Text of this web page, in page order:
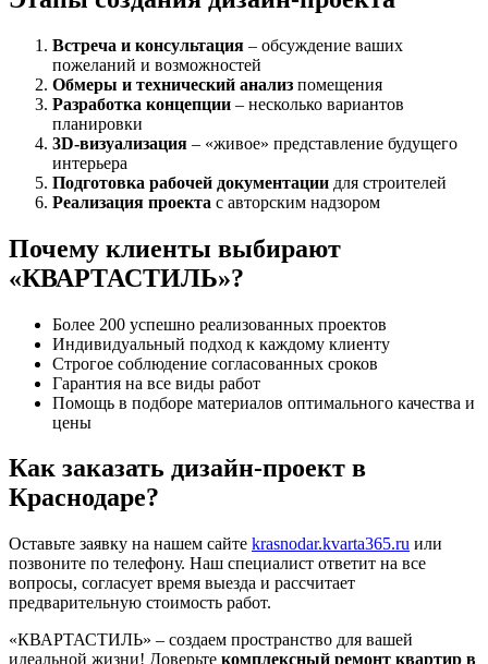
Встреча и консультация – обсуждение ваших
пожеланий и возможностей
Обмеры и технический анализ помещения
Разработка концепции – несколько вариантов
планировки
3D-визуализация – «живое» представление будущего
интерьера
Подготовка рабочей документации для строителей
Реализация проекта с авторским надзором
Почему клиенты выбирают
«КВАРТАСТИЛЬ»?
Более 200 успешно реализованных проектов
Индивидуальный подход к каждому клиенту
Строгое соблюдение согласованных сроков
Гарантия на все виды работ
Помощь в подборе материалов оптимального качества и
цены
Как заказать дизайн-проект в
Краснодаре?
Оставьте заявку на нашем сайте krasnodar.kvarta365.ru или
позвоните по телефону. Наш специалист ответит на все
вопросы, согласует время выезда и рассчитает
предварительную стоимость работ.
«КВАРТАСТИЛЬ» – создаем пространство для вашей
идеальной жизни! Доверьте комплексный ремонт квартир в